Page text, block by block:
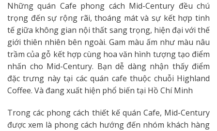
Những quán Cafe phong cách Mid-Century đều chú
trọng đến sự rộng rãi, thoáng mát và sự kết hợp tinh
tế giữa không gian nội thất sang trọng, hiện đại với thế
giới thiên nhiên bên ngoài. Gam màu ấm như màu nâu
trầm của gỗ kết hợp cùng hoa văn hình tượng tạo điểm
nhấn cho Mid-Century. Bạn dễ dàng nhận thấy điểm
đặc trưng này tại các quán cafe thuộc chuỗi Highland
Coffee. Và đang xuất hiện phổ biến tại Hồ Chí Minh
Trong các phong cách thiết kế quán Cafe, Mid-Century
được xem là phong cách hướng đến nhóm khách hàng